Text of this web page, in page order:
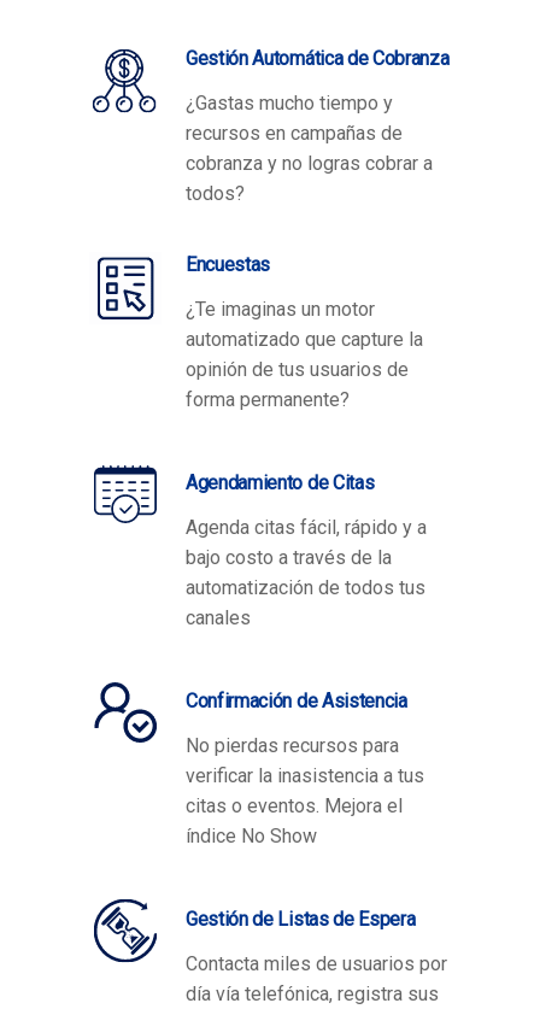
Gestión Automática de Cobranza
¿Gastas mucho tiempo y
recursos en campañas de
cobranza y no logras cobrar a
todos?
Encuestas
¿Te imaginas un motor
automatizado que capture la
opinión de tus usuarios de
forma permanente?
Agendamiento de Citas
Agenda citas fácil, rápido y a
bajo costo a través de la
automatización de todos tus
canales
Confirmación de Asistencia
No pierdas recursos para
verificar la inasistencia a tus
citas o eventos. Mejora el
índice No Show
Gestión de Listas de Espera
Contacta miles de usuarios por
día vía telefónica, registra sus